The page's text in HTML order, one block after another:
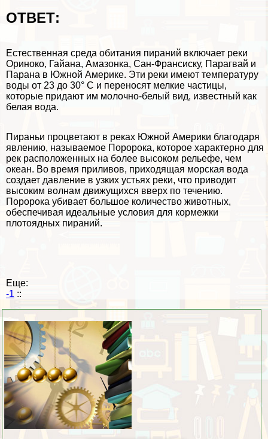
ОТВЕТ:
Естественная среда обитания пираний включает реки
Ориноко, Гайана, Амaзoнка, Сан-Франсиску, Парагвай и
Парана в Южной Америке. Эти реки имеют температуру
воды от 23 до 30° С и переносят мелкие частицы,
которые придают им молочно-белый вид, известный как
белая вода.
Пираньи процветают в реках Южной Америки благодаря
явлению, называемое Поророка, которое хаpaктерно для
рек расположенных на более высоком рельефе, чем
океан. Во время приливов, приходящая морская вода
создает давление в узких устьях реки, что приводит
высоким волнам движущихся вверх по течению.
Поророка убивает большое количество животных,
обеспечивая идеальные условия для кормежки
плотоядных пираний.
Еще:
-1 ::